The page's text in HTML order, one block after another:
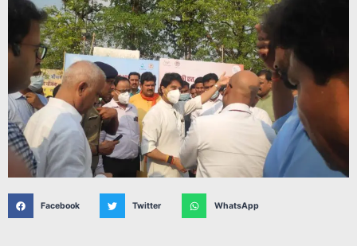
Facebook Twitter WhatsApp